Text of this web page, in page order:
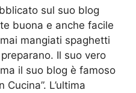
sul suo blog
buona e anche facile
mangiati spaghetti
Il suo vero
il suo blog è famoso
L’ultima